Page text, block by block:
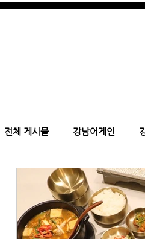
전체 게시물 강남어게인
강남가라오케 강남여성
어게인 가라오케 시카고